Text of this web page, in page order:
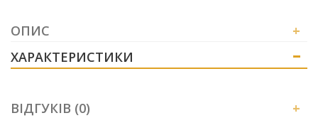
ОПИС
+
ХАРАКТЕРИСТИКИ
ВІДГУКІВ (0) +